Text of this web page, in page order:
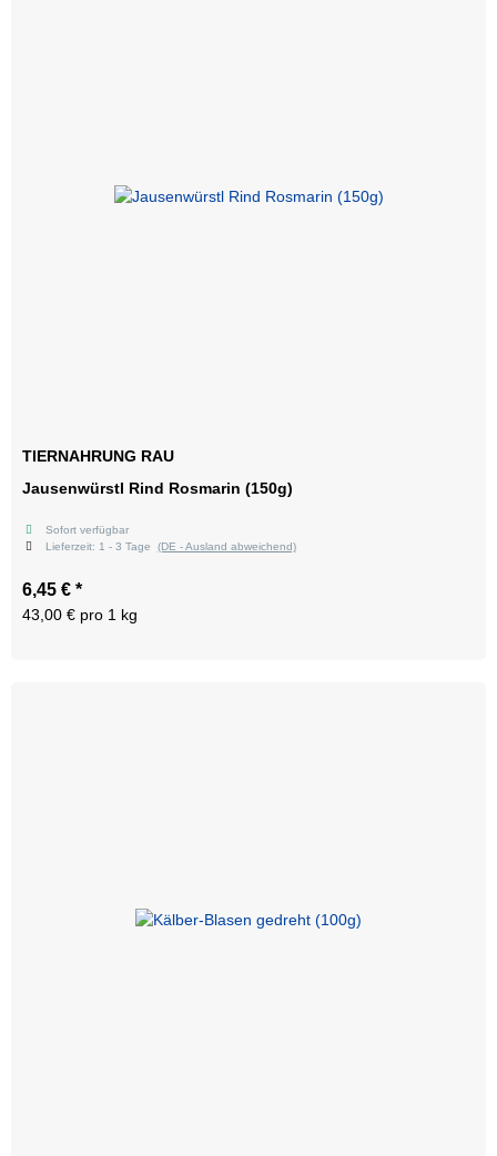
TIERNAHRUNG RAU
Jausenwürstl Rind Rosmarin (150g)
Sofort verfügbar
Lieferzeit: 1 - 3 Tage (DE - Ausland abweichend)
6,45 € *
43,00 € pro 1 kg